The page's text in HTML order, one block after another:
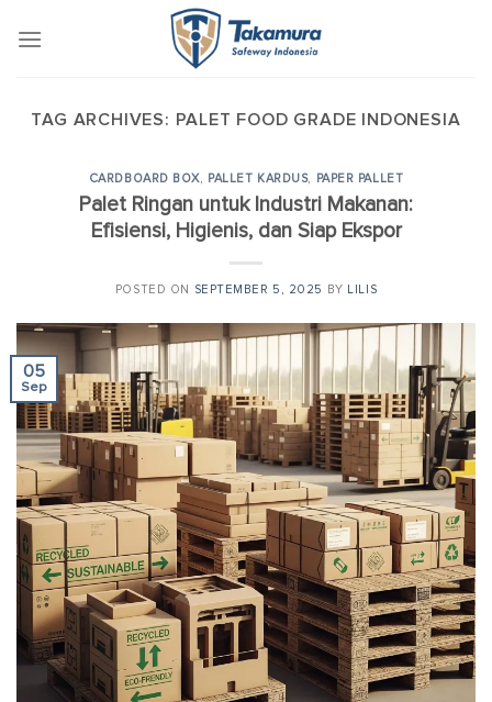
TAG ARCHIVES: PALET FOOD GRADE INDONESIA
CARDBOARD BOX, PALLET KARDUS, PAPER PALLET
Palet Ringan untuk Industri Makanan:
Efisiensi, Higienis, dan Siap Ekspor
POSTED ON SEPTEMBER 5, 2025 BY LILIS
05
Sep